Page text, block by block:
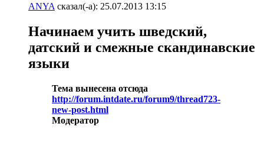
ANYA сказал(-а): 25.07.2013 13:15
Начинаем учить шведский,
датский и смежные скандинавские
языки
Тема вынесена отсюда
http://forum.intdate.ru/forum9/thread723-
new-post.html
Модератор